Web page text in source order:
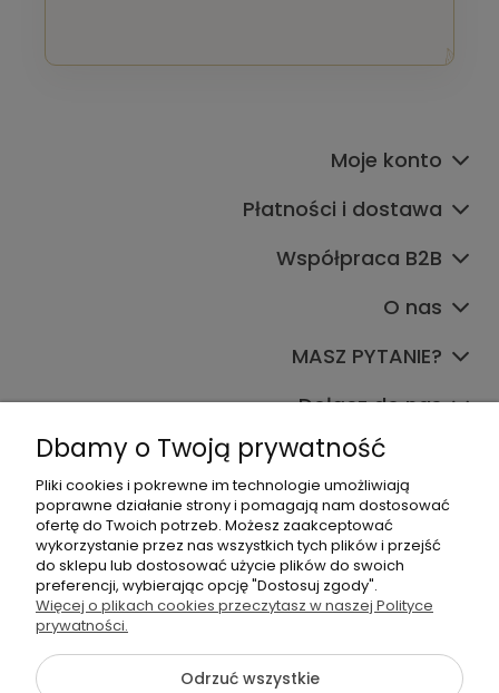
Moje konto
Płatności i dostawa
Współpraca B2B
O nas
MASZ PYTANIE?
Dołącz do nas
+48 570 367 989
biuro.tadam@gmail.com
Dbamy o Twoją prywatność
Pliki cookies i pokrewne im technologie umożliwiają
poprawne działanie strony i pomagają nam dostosować
ofertę do Twoich potrzeb. Możesz zaakceptować
wykorzystanie przez nas wszystkich tych plików i przejść
do sklepu lub dostosować użycie plików do swoich
preferencji, wybierając opcję "Dostosuj zgody".
Więcej o plikach cookies przeczytasz w naszej Polityce
prywatności.
Odrzuć wszystkie